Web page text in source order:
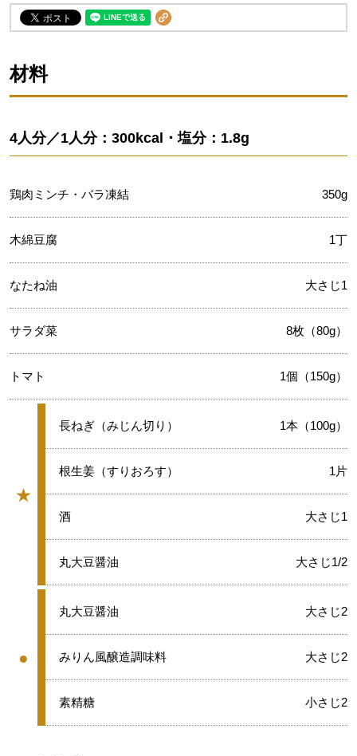
材料
4人分／1人分：300kcal・塩分：1.8g
鶏肉ミンチ・バラ凍結 350g
木綿豆腐 1丁
なたね油 大さじ1
サラダ菜 8枚（80g）
トマト 1個（150g）
★
グループ
★
長ねぎ（みじん切り） 1本（100g）
★
根生姜（すりおろす） 1片
★
酒 大さじ1
★
丸大豆醤油 大さじ1/2
●
グループ
●
丸大豆醤油 大さじ2
●
みりん風醸造調味料 大さじ2
●
素精糖 小さじ2